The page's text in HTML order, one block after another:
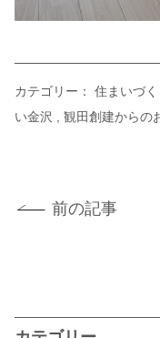
カテゴリー： 住まいづく
い金沢
観田創建からの
前の記事